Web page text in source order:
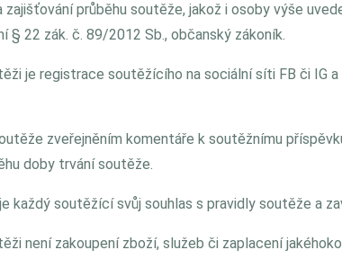
průběhu soutěže, jakož i osoby výše
§ 22 zák. č. 89/2012 Sb., občanský zákoník.
je registrace soutěžícího na sociální síti FB či IG
zveřejněním komentáře k soutěžnímu
doby trvání soutěže.
každý soutěžící svůj souhlas s pravidly soutěže a
není zakoupení zboží, služeb či zaplacení